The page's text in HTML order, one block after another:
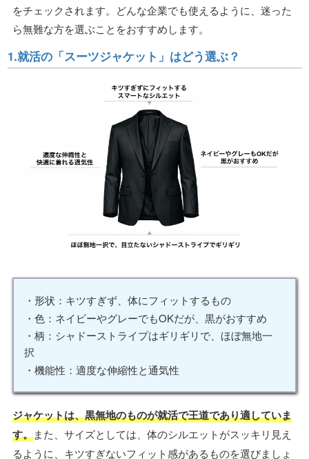
をチェックされます。どんな企業でも使えるように、迷った
ら無難な方を選ぶことをおすすめします。
1.就活の「スーツジャケット」はどう選ぶ？
・形状：キツすぎず、体にフィットするもの
・色：ネイビーやグレーでもOKだが、黒がおすすめ
・柄：シャドーストライプはギリギリで、ほぼ無地一
択
・機能性：適度な伸縮性と通気性
ジャケットは、黒無地のものが就活で王道であり適していま
す。また、サイズとしては、体のシルエットがスッキリ見え
るように、キツすぎないフィット感があるものを選びましょ